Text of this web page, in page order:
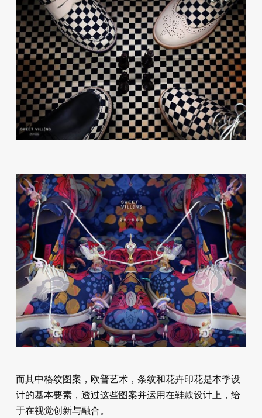
而其中格纹图案，欧普艺术，条纹和花卉印花是本季设
计的基本要素，透过这些图案并运用在鞋款设计上，给
于在视觉创新与融合。